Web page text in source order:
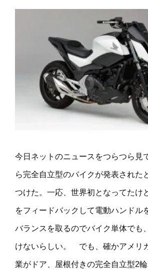
今日ネットのニュースをつらつら見
ら完全自立型のバイクが発表された
つけた。一応、世界初となってた
をフィードバックして電動ハンドル
バランスを取るのでバイク単体でも
けないらしい。 でも、確かアメリ
業がドア、屋根付きの完全自立型2